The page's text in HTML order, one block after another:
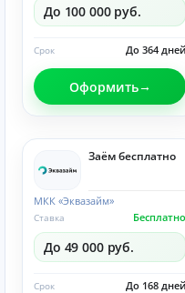
До 100 000 руб.
До 364 дней
Срок
Оформить
Заём бесплатно
МКК «Эквазайм»
Бесплатно
Ставка
До 49 000 руб.
До 168 дней
Срок